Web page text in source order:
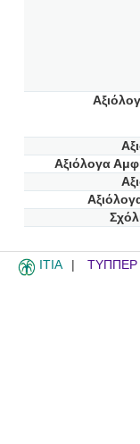
Αξιόλογα
ITIA ΤΥΠΠΕΡ